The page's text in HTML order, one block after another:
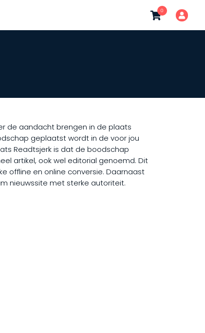
0
de aandacht brengen in de plaats
geplaatst wordt in de voor jou
Readtsjerk is dat de boodschap
artikel, ook wel editorial genoemd. Dit
offline en online conversie. Daarnaast
nieuwssite met sterke autoriteit.